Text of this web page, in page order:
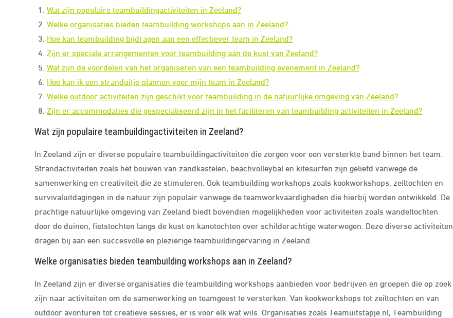
Wat zijn populaire teambuildingactiviteiten in Zeeland?
Welke organisaties bieden teambuilding workshops aan in Zeeland?
Hoe kan teambuilding bijdragen aan een effectiever team in Zeeland?
Zijn er speciale arrangementen voor teambuilding aan de kust van Zeeland?
Wat zijn de voordelen van het organiseren van een teambuilding evenement in Zeeland?
Hoe kan ik een stranduitje plannen voor mijn team in Zeeland?
Welke outdoor activiteiten zijn geschikt voor teambuilding in de natuurlijke omgeving van Zeeland?
Zijn er accommodaties die gespecialiseerd zijn in het faciliteren van teambuilding activiteiten in Zeeland?
Wat zijn populaire teambuildingactiviteiten in Zeeland?
In Zeeland zijn er diverse populaire teambuildingactiviteiten die zorgen voor een versterkte band binnen het team.
Strandactiviteiten zoals het bouwen van zandkastelen, beachvolleybal en kitesurfen zijn geliefd vanwege de
samenwerking en creativiteit die ze stimuleren. Ook teambuilding workshops zoals kookworkshops, zeiltochten en
survivaluitdagingen in de natuur zijn populair vanwege de teamworkvaardigheden die hierbij worden ontwikkeld. De
prachtige natuurlijke omgeving van Zeeland biedt bovendien mogelijkheden voor activiteiten zoals wandeltochten
door de duinen, fietstochten langs de kust en kanotochten over schilderachtige waterwegen. Deze diverse activiteiten
dragen bij aan een succesvolle en plezierige teambuildingervaring in Zeeland.
Welke organisaties bieden teambuilding workshops aan in Zeeland?
In Zeeland zijn er diverse organisaties die teambuilding workshops aanbieden voor bedrijven en groepen die op zoek
zijn naar activiteiten om de samenwerking en teamgeest te versterken. Van kookworkshops tot zeiltochten en van
outdoor avonturen tot creatieve sessies, er is voor elk wat wils. Organisaties zoals Teamuitstapje.nl, Teambuilding